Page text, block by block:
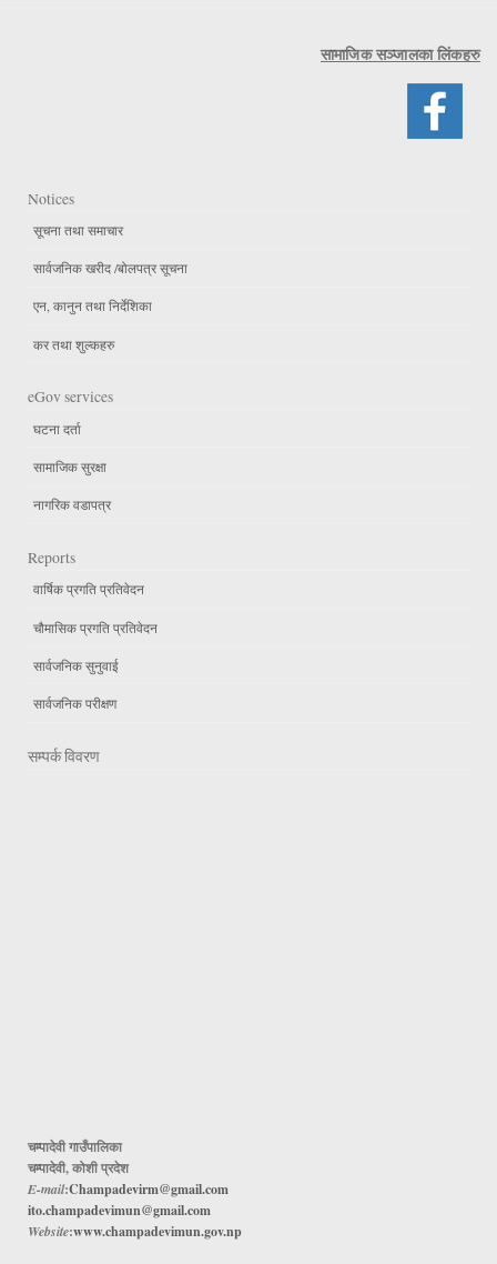
सामाजिक सञ्जालका लिंकहरु
Notices
सूचना तथा समाचार
सार्वजनिक खरीद /बोलपत्र सूचना
एन, कानुन तथा निर्देशिका
कर तथा शुल्कहरु
eGov services
घटना दर्ता
सामाजिक सुरक्षा
नागरिक वडापत्र
Reports
वार्षिक प्रगति प्रतिवेदन
चौमासिक प्रगति प्रतिवेदन
सार्वजनिक सुनुवाई
सार्वजनिक परीक्षण
सम्पर्क विवरण
चम्पादेवी गाउँपालिका
चम्पादेवी, कोशी प्रदेश
E-mail:Champadevirm@gmail.com
ito.champadevimun@gmail.com
Website:www.champadevimun.gov.np